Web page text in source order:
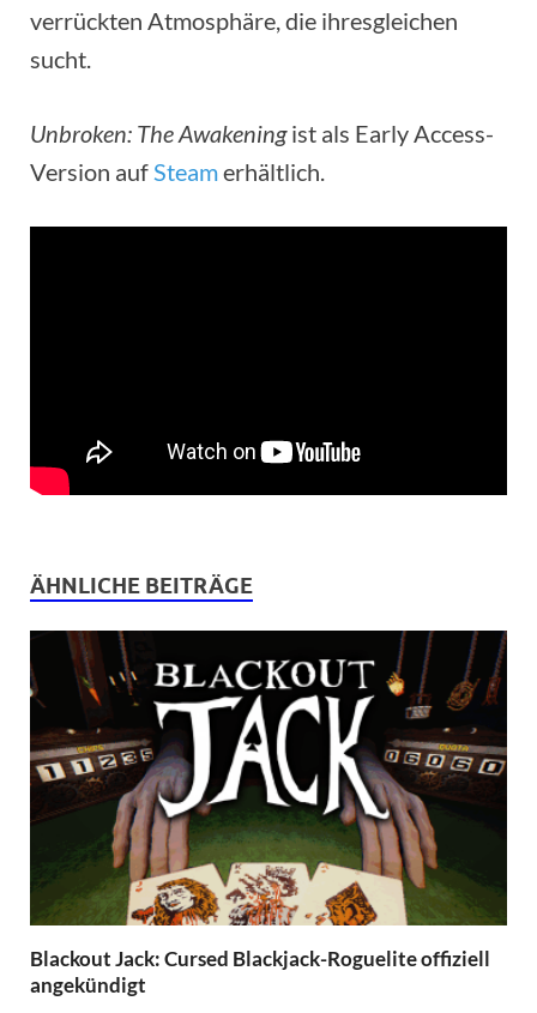
verrückten Atmosphäre, die ihresgleichen
sucht.
Unbroken: The Awakeningist als Early Access-
Version aufSteamerhältlich.
ÄHNLICHE BEITRÄGE
Blackout Jack: Cursed Blackjack-Roguelite offiziell
angekündigt